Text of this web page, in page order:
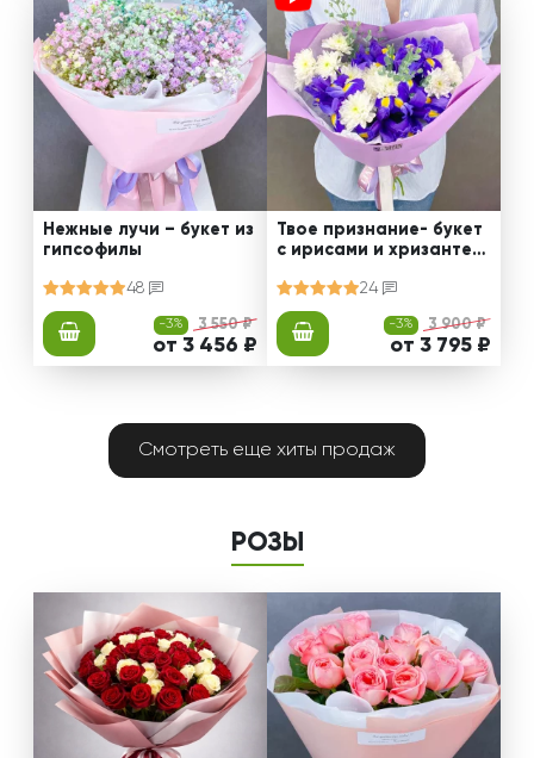
Нежные лучи – букет из
гипсофилы
48
-3% 3 550 ₽
от 3 456 ₽
Твое признание- букет
с ирисами и хризантем
24
-3% 3 900 ₽
от 3 795 ₽
Смотреть еще хиты продаж
РОЗЫ